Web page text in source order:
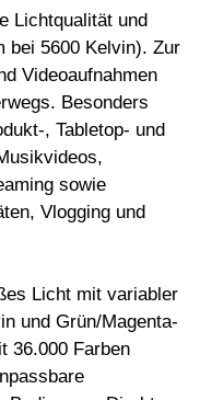
Lichtqualität und
bei 5600 Kelvin). Zur
Videoaufnahmen
Besonders
, Tabletop- und
sowie
Vlogging und
Licht mit variabler
und Grün/Magenta-
36.000 Farben